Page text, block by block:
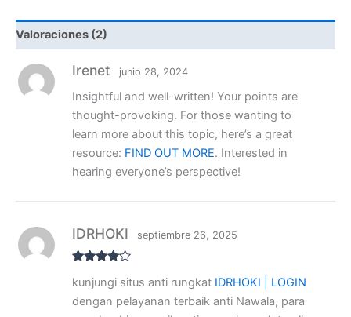
Valoraciones (2)
Irenet junio 28, 2024
Insightful and well-written! Your points are
thought-provoking. For those wanting to
learn more about this topic, here’s a great
resource: FIND OUT MORE. Interested in
hearing everyone’s perspective!
con4de
5
IDRHOKI septiembre 26, 2025
kunjungi situs anti rungkat IDRHOKI | LOGIN
dengan pelayanan terbaik anti Nawala, para